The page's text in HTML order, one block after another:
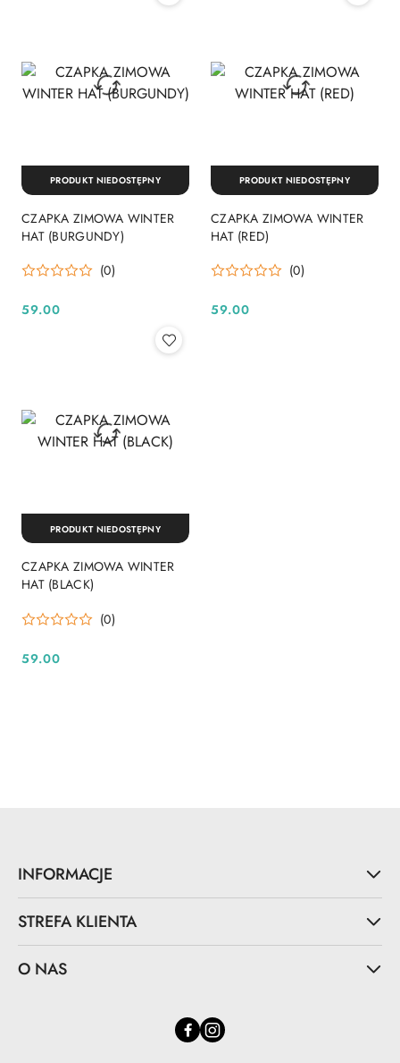
CZAPKA ZIMOWA WINTER
HAT (BURGUNDY)
(0)
Cena:
59.00
PRODUKT NIEDOSTĘPNY
CZAPKA ZIMOWA WINTER
HAT (RED)
(0)
Cena:
59.00
PRODUKT NIEDOSTĘPNY
CZAPKA ZIMOWA WINTER
HAT (BLACK)
(0)
Cena:
59.00
PRODUKT NIEDOSTĘPNY
INFORMACJE
STREFA KLIENTA
O NAS